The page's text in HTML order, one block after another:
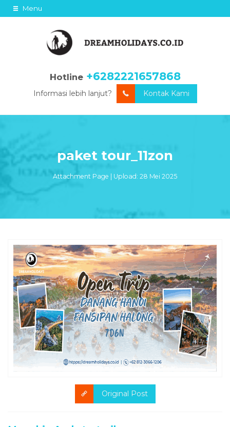
Menu
Hotline +6282221657868
Informasi lebih lanjut? Kontak Kami
paket tour_11zon
Attachment Page | Upload: 28 Mei 2025
Original Post